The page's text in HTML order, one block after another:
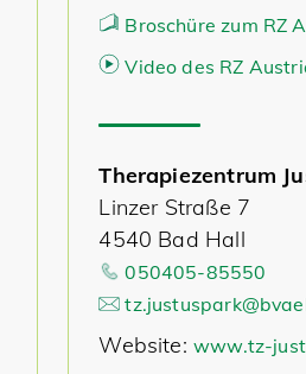
Broschüre zum RZ
Video des RZ
Therapiezentrum
Linzer Straße 7
4540 Bad Hall
050405-85550
Website: www.tz-